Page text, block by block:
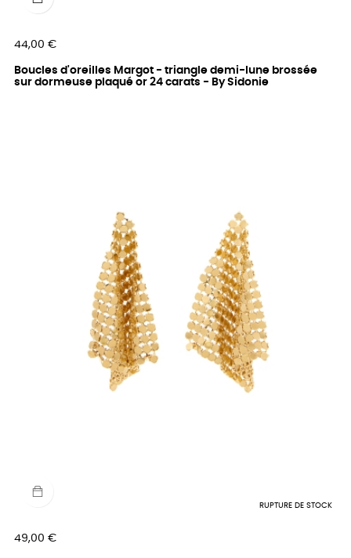
Prix
44,00 €
Boucles d'oreilles Margot - triangle demi-lune brossée
sur dormeuse plaqué or 24 carats - By Sidonie
RUPTURE DE STOCK
Prix
49,00 €